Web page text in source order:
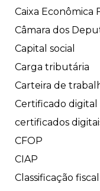
Caixa Econômica
Câmara dos
Capital social
Carga tributária
Carteira de
Certificado digital
certificados
CFOP
CIAP
Classificação fiscal